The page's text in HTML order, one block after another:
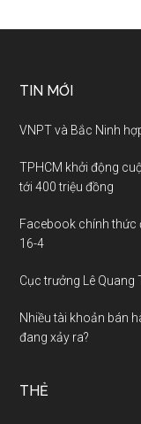
TIN MỚI
VNPT và Bắc Ninh
TPHCM khởi động
tới 400 triệu đồng
Facebook chính thức
16-4
Cục trưởng Lê Quang
Nhiều tài khoản bán
đang xảy ra?
THẺ